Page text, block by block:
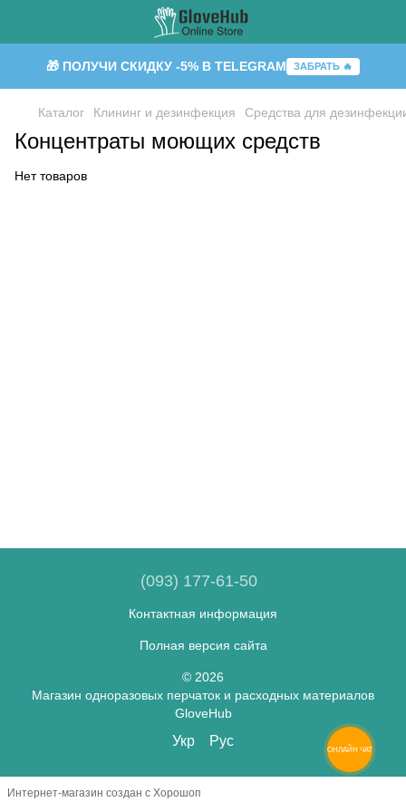
🎁 ПОЛУЧИ СКИДКУ -5% В TELEGRAM ЗАБРАТЬ 🔥
Каталог Клининг и дезинфекция Средства для
Концентраты моющих средств
Нет товаров
(093) 177-61-50
Контактная информация
Полная версия сайта
© 2026
Магазин одноразовых перчаток и расходных материалов
GloveHub
Укр Рус
Интернет-магазин создан с Хорошоп
ОНЛАЙН ЧАТ